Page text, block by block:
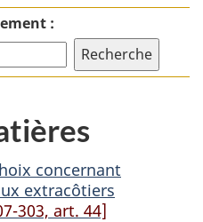
minéraux
extracôtiers
:
concernant
extracôtiers
303, art. 44]